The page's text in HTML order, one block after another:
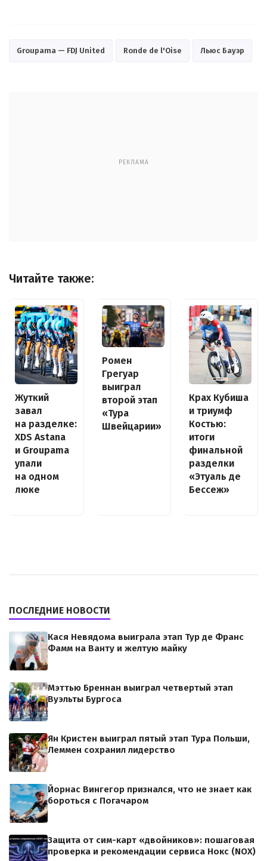
Groupama — FDJ United Ronde de l'Oise Льюс Бауэр
РЕКЛАМА
Читайте также:
Жуткий
завал
на разделке:
XDS Astana
и Groupama
упали
на одном
люке
Ромен
Грегуар
выиграл
второй этап
«Тура
Швейцарии»
Крах Кубиша
и триумф
Костью:
итоги
финальной
разделки
«Этуаль де
Бессеж»
ПОСЛЕДНИЕ НОВОСТИ
Кася Невядома выиграла этап Тур де Франс
Фамм на Ванту и желтую майку
Мэттью Бреннан выиграл четвертый этап
Вуэльты Бургоса
Ян Кристен выиграл пятый этап Тура Польши,
Леммен сохранил лидерство
Йорнас Вингегор признался, что не знает как
бороться с Погачаром
Защита от сим-карт «двойников»: пошаговая
проверка и рекомендации сервиса Нокс (NOX)